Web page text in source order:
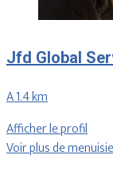
Jfd Global
A 1.4 km
Afficher le profil
Voir plus de